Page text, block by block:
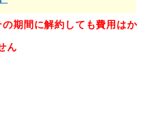
期間に解約しても費用はか
ん